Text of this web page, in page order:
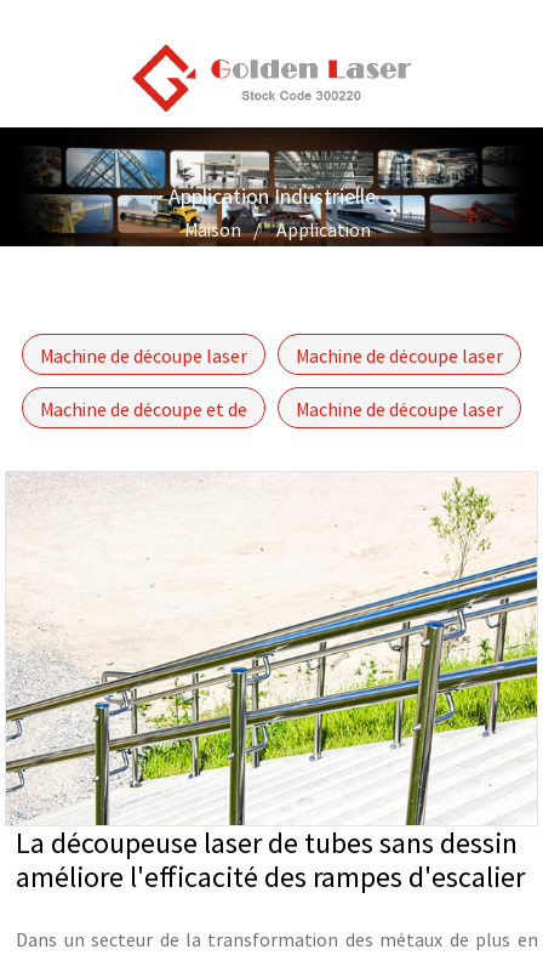
Application Industrielle
Maison Application
Machine de découpe laser
pour tuyaux et tubes
Machine de découpe laser
de tôles métalliques
Machine de découpe et de
robotisé
Machine de découpe laser
feuilles à double usage
La découpeuse laser de tubes sans dessin
améliore l'efficacité des rampes d'escalier
Dans un secteur de la transformation des métaux de plus en